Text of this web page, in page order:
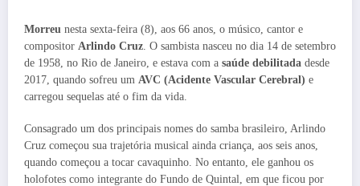
Morreu nesta sexta-feira (8), aos 66 anos, o músico, cantor e
compositor Arlindo Cruz . O sambista nasceu no dia 14 de setembro
de 1958, no Rio de Janeiro, e estava com a saúde debilitada desde
2017, quando sofreu um AVC (Acidente Vascular Cerebral) e
carregou sequelas até o fim da vida.
Consagrado um dos principais nomes do samba brasileiro, Arlindo
Cruz começou sua trajetória musical ainda criança, aos seis anos,
quando começou a tocar cavaquinho. No entanto, ele ganhou os
holofotes como integrante do Fundo de Quintal, em que ficou por